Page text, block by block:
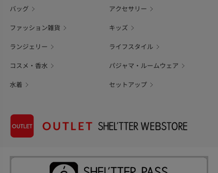
バッグ アクセサリー
ファッション雑貨 キッズ
ランジェリー ライフスタイル
コスメ・香水 パジャマ・ルームウェア
水着 セットアップ